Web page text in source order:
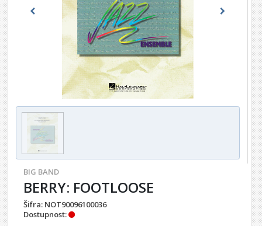
Previous Next
BIG BAND
BERRY: FOOTLOOSE
Šifra: NOT90096100036
Dostupnost: